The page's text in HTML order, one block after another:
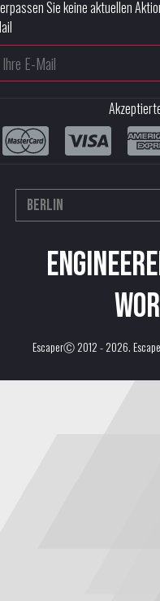
Sie keine aktuellen
EscaperⒸ 2012 - 2026.